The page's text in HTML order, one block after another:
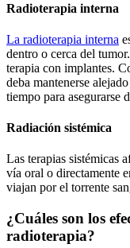
Radioterapia interna
La radioterapia interna
dentro o cerca del
terapia con implantes.
deba mantenerse
tiempo para asegurarse
Radiación sistémica
Las terapias sistémicas
vía oral o directamente
viajan por el torrente
¿Cuáles son los
radioterapia?